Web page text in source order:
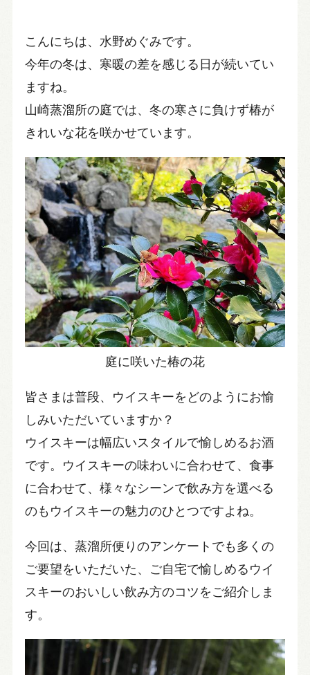
こんにちは、水野めぐみです。
今年の冬は、寒暖の差を感じる日が続いてい
ますね。
山崎蒸溜所の庭では、冬の寒さに負けず椿が
きれいな花を咲かせています。
庭に咲いた椿の花
皆さまは普段、ウイスキーをどのようにお愉
しみいただいていますか？
ウイスキーは幅広いスタイルで愉しめるお酒
です。ウイスキーの味わいに合わせて、食事
に合わせて、様々なシーンで飲み方を選べる
のもウイスキーの魅力のひとつですよね。
今回は、蒸溜所便りのアンケートでも多くの
ご要望をいただいた、ご自宅で愉しめるウイ
スキーのおいしい飲み方のコツをご紹介しま
す。